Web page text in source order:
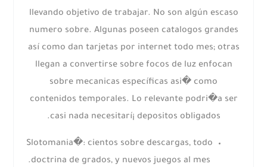
llevando objetivo de trabajar. No son algún escaso
numero sobre. Algunas poseen catalogos grandes
así­ como dan tarjetas por internet todo mes; otras
llegan a convertirse sobre focos de luz enfocan
sobre mecanicas específicas asi� como
contenidos temporales. Lo relevante podri�a ser
casi nada necesitarí¡ depositos obligados.
Slotomania�: cientos sobre descargas, todo
doctrina de grados, y nuevos juegos al mes.